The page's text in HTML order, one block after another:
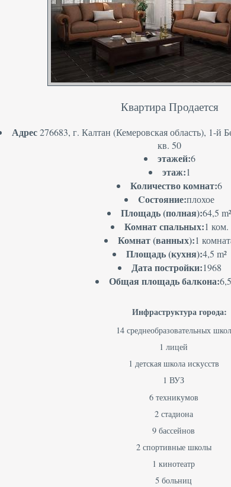
Квартира Продается
Адрес276683, г. Калтан (Кемеровская область), 1-й
кв. 50
этажей:6
этаж:1
Количество комнат:6
Cостояние:плохое
Площадь (полная):64,5 m²
Комнат спальных:1 ком.
Комнат (ванных):1
Площадь (кухня):4,5 m²
Дата постройки:1968
Общая площадь балкона:
Инфраструктура города:
14 среднеобразовательных школ
1 лицей
1 детская школа искусств
1 ВУЗ
6 техникумов
2 стадиона
9 бассейнов
2 спортивные школы
1 кинотеатр
5 больниц